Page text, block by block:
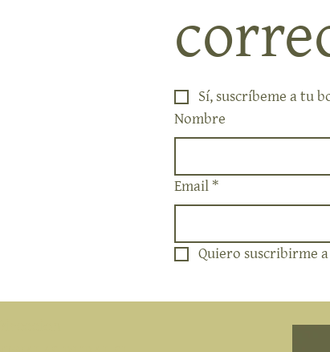
Sí, suscríbeme a tu
Nombre
Email *
Quiero suscribirme